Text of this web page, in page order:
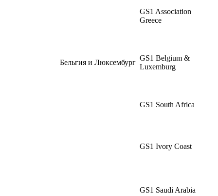
GS1 Association
Greece
Бельгия и Люксембург
GS1 Belgium &
Luxemburg
GS1 South Africa
GS1 Ivory Coast
GS1 Saudi Arabia